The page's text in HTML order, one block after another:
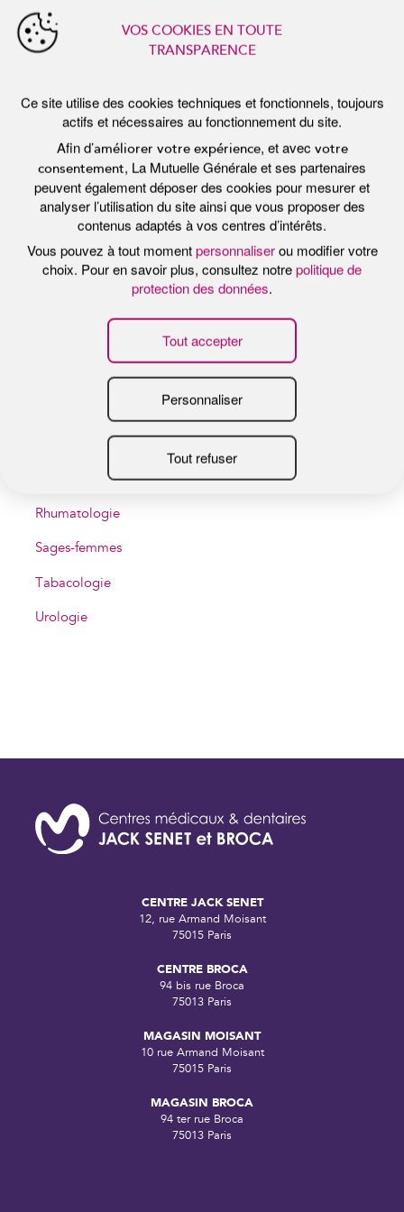
Gynécologie
Médecine du sport
Médecine générale
Médecine interne
Neurologie
Nutrition
O.R.L.
Ophtalmologie spécialisée
Phlébologie
Rhumatologie
Sages-femmes
Tabacologie
Urologie
CENTRE JACK SENET
12, rue Armand Moisant
75015 Paris
CENTRE BROCA
94 bis rue Broca
75013 Paris
MAGASIN MOISANT
10 rue Armand Moisant
75015 Paris
MAGASIN BROCA
94 ter rue Broca
75013 Paris
Tout refuser